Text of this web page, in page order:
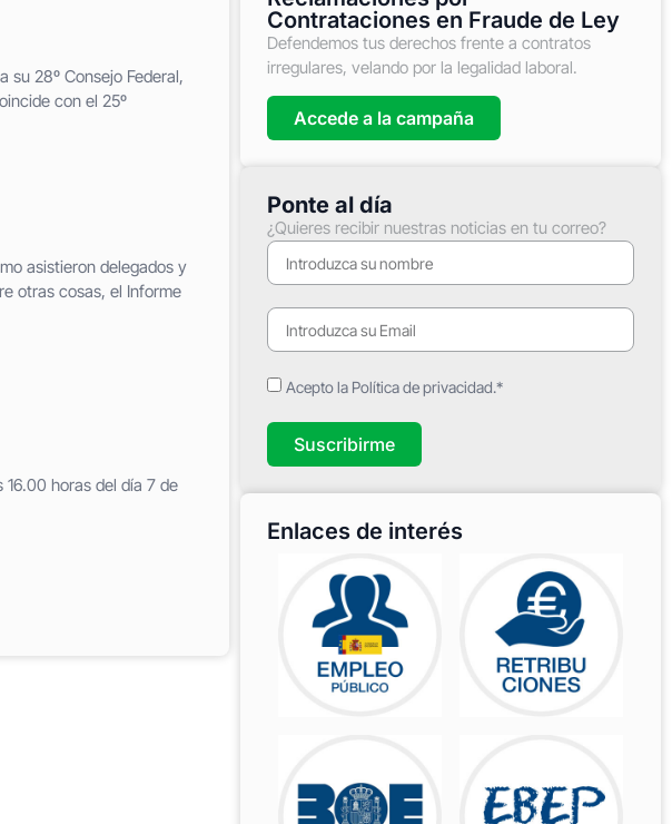
su 28º Consejo Federal,
con el 25º
asistieron delegados y
otras cosas, el Informe
16.00 horas del día 7 de
Contrataciones en Fraude de Ley
Defendemos tus derechos frente a contratos
irregulares, velando por la legalidad laboral.
Accede a la campaña
Ponte al día
¿Quieres recibir nuestras noticias en tu correo?
Acepto la Política de privacidad.*
Suscribirme
Enlaces de interés